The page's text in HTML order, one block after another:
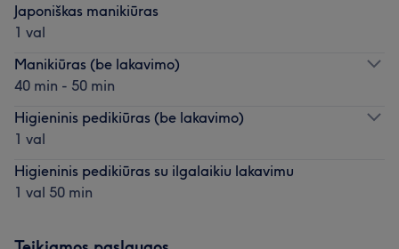
Japoniškas manikiūras
1 val
Manikiūras (be lakavimo)
40 min - 50 min
Higieninis pedikiūras (be lakavimo)
1 val
Higieninis pedikiūras su ilgalaikiu lakavimu
1 val 50 min